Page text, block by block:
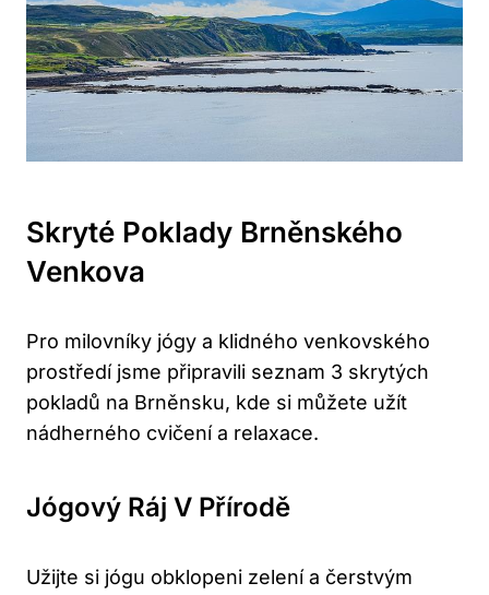
Skryté Poklady Brněnského
Venkova
Pro milovníky jógy a klidného venkovského
prostředí jsme připravili seznam 3 skrytých
pokladů na Brněnsku, kde si můžete užít
nádherného cvičení a relaxace.
Jógový Ráj V Přírodě
Užijte si jógu obklopeni zelení a čerstvým